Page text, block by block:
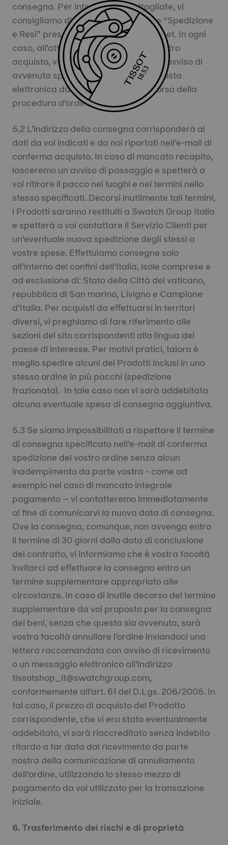
consegna. Per informazioni dettagliate, vi
consigliamo di consultare la sezione “Spedizione
e Resi” presente su questo Sito Internet. In ogni
caso, all’atto dell’accettazione del vostro
acquisto, vi sarà inviato via e-mail un avviso di
avvenuta spedizione all’indirizzo di posta
elettronica da voi comunicato nel corso della
procedura d’ordine.
5.2 L’indirizzo della consegna corrisponderà ai
dati da voi indicati e da noi riportati nell’e-mail di
conferma acquisto. In caso di mancato recapito,
lasceremo un avviso di passaggio e spetterà a
voi ritirare il pacco nei luoghi e nei termini nello
stesso specificati. Decorsi inutilmente tali termini,
i Prodotti saranno restituiti a Swatch Group Italia
e spetterà a voi contattare il Servizio Clienti per
un’eventuale nuova spedizione degli stessi a
vostre spese. Effettuiamo consegne solo
all’interno dei confini dell’Italia, isole comprese e
ad esclusione di: Stato della Città del vaticano,
repubblica di San marino, Livigno e Campione
d’Italia. Per acquisti da effettuarsi in territori
diversi, vi preghiamo di fare riferimento alle
sezioni del sito corrispondenti alla lingua del
paese di interesse. Per motivi pratici, talora è
meglio spedire alcuni dei Prodotti inclusi in uno
stesso ordine in più pacchi (spedizione
frazionata). In tale caso non vi sarà addebitata
alcuna eventuale spesa di consegna aggiuntiva.
5.3 Se siamo impossibilitati a rispettare il termine
di consegna specificato nell’e-mail di conferma
spedizione del vostro ordine senza alcun
inadempimento da parte vostra - come ad
esempio nel caso di mancato integrale
pagamento – vi contatteremo immediatamente
al fine di comunicarvi la nuova data di consegna.
Ove la consegna, comunque, non avvenga entro
il termine di 30 giorni dalla data di conclusione
del contratto, vi informiamo che è vostra facoltà
invitarci ad effettuare la consegna entro un
termine supplementare appropriato alle
circostanze. In caso di inutile decorso del termine
supplementare da voi proposto per la consegna
dei beni, senza che questa sia avvenuta, sarà
vostra facoltà annullare l’ordine inviandoci una
lettera raccomandata con avviso di ricevimento
o un messaggio elettronico all’indirizzo
tissotshop_it@swatchgroup.com,
conformemente all’art. 61 del D.Lgs. 206/2005. In
tal caso, il prezzo di acquisto del Prodotto
corrispondente, che vi era stato eventualmente
addebitato, vi sarà riaccreditato senza indebito
ritardo a far data dal ricevimento da parte
nostra della comunicazione di annullamento
dell’ordine, utilizzando lo stesso mezzo di
pagamento da voi utilizzato per la transazione
iniziale.
6. Trasferimento dei rischi e di proprietà